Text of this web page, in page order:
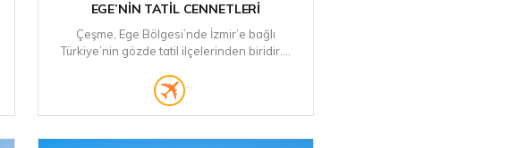
EGE’NIN TATIL CENNETLERI
Çeşme, Ege Bölgesi’nde İzmir’e bağlı
Türkiye’nin gözde tatil ilçelerinden biridir....